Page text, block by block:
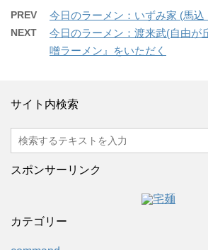
PREV 今日のラーメン：いずみ家 (馬込
NEXT
今日のラーメン：渡来武(自由が
噌ラーメン』をいただく
サイト内検索
スポンサーリンク
カテゴリー